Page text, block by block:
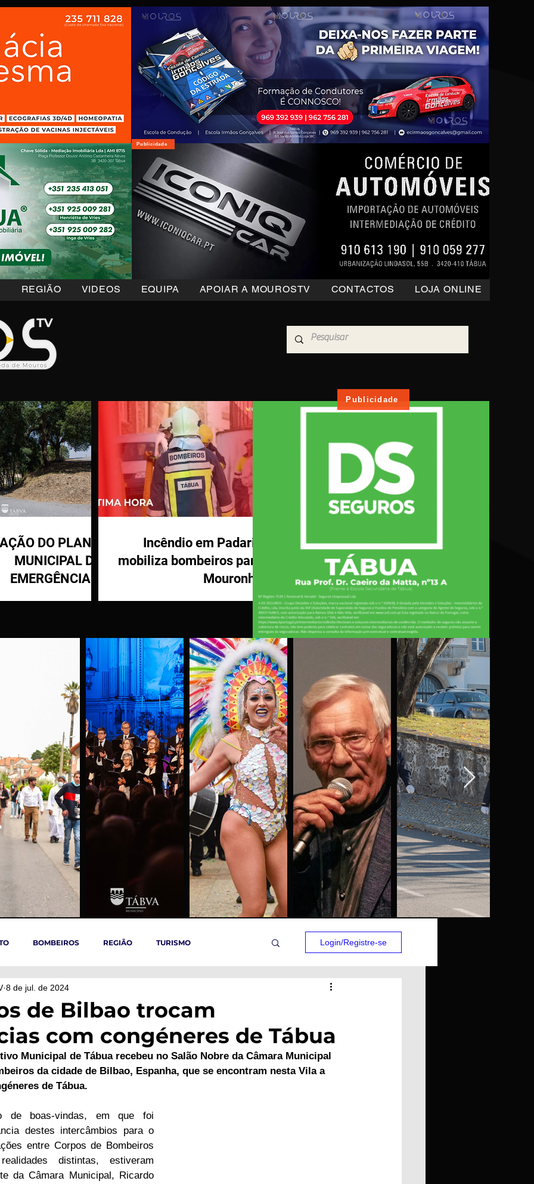
REGIÃO VIDEOS EQUIPA APOIAR A MOUROSTV CONTACTOS LOJA ONLINE
Publicidade
DO PLANO
MUNICIPAL DE
EMERGÊNCIA E
Incêndio em Padaria
mobiliza bombeiros para
Mouronho
Publicidade
BOMBEIROS REGIÃO TURISMO
TÁBUA
19 ARTIGOS Politica POLITICA SAÚDE
ELEIÇÕES SABORES E SABERES
Login/Registre-se
de Bilbao trocam
com congéneres de Tábua
8 de jul. de 2024
Municipal de Tábua recebeu no Salão Nobre da Câmara Municipal
da cidade de Bilbao, Espanha, que se encontram nesta Vila a
de Tábua.
de boas-vindas, em que foi
destes intercâmbios para o
entre Corpos de Bombeiros
distintas, estiveram
da Câmara Municipal, Ricardo